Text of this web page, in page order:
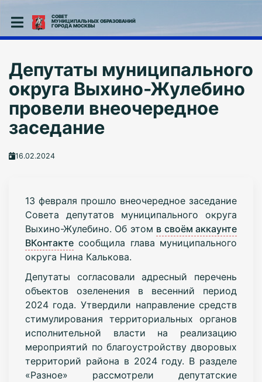
СОВЕТ
МУНИЦИПАЛЬНЫХ ОБРАЗОВАНИЙ
ГОРОДА МОСКВЫ
Депутаты муниципального
округа Выхино-Жулебино
провели внеочередное
заседание
16.02.2024
13 февраля прошло внеочередное заседание
Совета депутатов муниципального округа
Выхино-Жулебино. Об этом в своём аккаунте
ВКонтактесообщила глава муниципального
округа Нина Калькова.
Депутаты согласовали адресный перечень
объектов озеленения в весенний период
2024 года. Утвердили направление средств
стимулирования территориальных органов
исполнительной власти на реализацию
мероприятий по благоустройству дворовых
территорий района в 2024 году. В разделе
«Разное» рассмотрели депутатские